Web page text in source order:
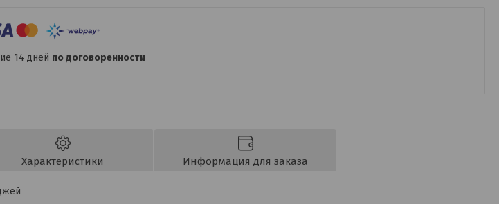
14 дней по договоренности
Характеристики Информация для заказа